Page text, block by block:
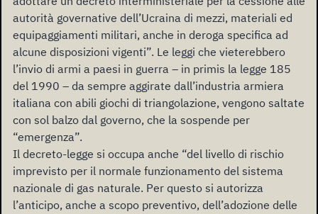
autorità governative dell’Ucraina di mezzi, materiali ed
equipaggiamenti militari, anche in deroga specifica ad
alcune disposizioni vigenti”. Le leggi che vieterebbero
l’invio di armi a paesi in guerra – in primis la legge 185
del 1990 – da sempre aggirate dall’industria armiera
italiana con abili giochi di triangolazione, vengono saltate
con sol balzo dal governo, che la sospende per
“emergenza”.
Il decreto-legge si occupa anche “del livello di rischio
imprevisto per il normale funzionamento del sistema
nazionale di gas naturale. Per questo si autorizza
l’anticipo, anche a scopo preventivo, dell’adozione delle